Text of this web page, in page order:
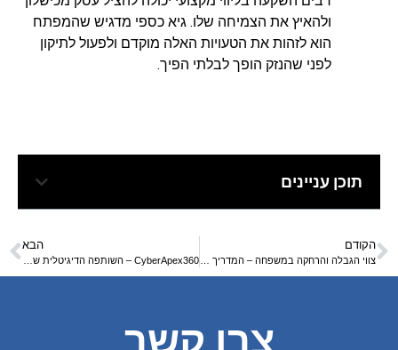
ולהאיץ את הצמיחה שלו. גיא כספי מדגיש שהמפתח
הוא לזהות את הטעויות האלה מוקדם ולפעול לתיקון
לפני שהנזק הופך לבלתי הפיך.
תוכן עניינים
הקודם הבא